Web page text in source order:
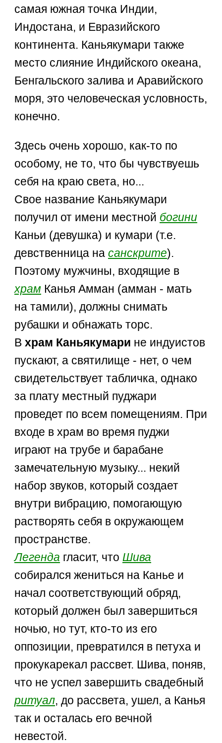
самая южная точка Индии,
Индостана, и Евразийского
континента. Каньякумари также
место слияние Индийского океана,
Бенгальского залива и Аравийского
моря, это человеческая условность,
конечно.
Здесь очень хорошо, как-то по
особому, не то, что бы чувствуешь
себя на краю света, но...
Свое название Каньякумари
получил от имени местной богини
Каньи (девушка) и кумари (т.е.
девственница насанскрите).
Поэтому мужчины, входящие в
храм Канья Амман (амман - мать
на тамили), должны снимать
рубашки и обнажать торс.
Вхрам Каньякумари не индуистов
пускают, а святилище - нет, о чем
свидетельствует табличка, однако
за плату местный пуджари
проведет по всем помещениям. При
входе в храм во время пуджи
играют на трубе и барабане
замечательную музыку... некий
набор звуков, который создает
внутри вибрацию, помогающую
растворять себя в окружающем
пространстве.
Легенда гласит, что Шива
собирался жениться на Канье и
начал соответствующий обряд,
который должен был завершиться
ночью, но тут, кто-то из его
оппозиции, превратился в петуха и
прокукарекал рассвет. Шива, поняв,
что не успел завершить свадебный
ритуал, до рассвета, ушел, а Канья
так и осталась его вечной
невестой.